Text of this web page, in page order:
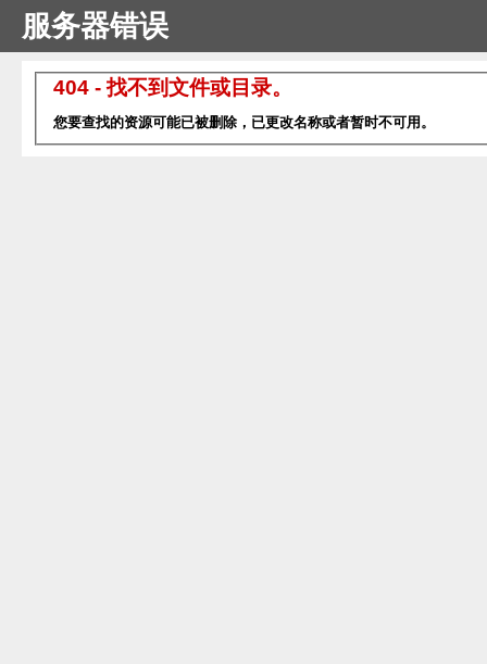
服务器错误
404 - 找不到文件或目录。
您要查找的资源可能已被删除，已更改名称或者暂时不可用。